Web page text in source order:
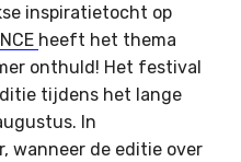
inspiratietocht op
heeft het thema
onthuld! Het festival
tijdens het lange
In
wanneer de editie over